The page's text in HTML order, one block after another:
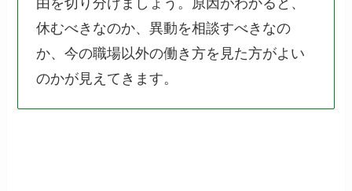
由を切り分けましょう。原因がわかると、
休むべきなのか、異動を相談すべきなの
か、今の職場以外の働き方を見た方がよい
のかが見えてきます。